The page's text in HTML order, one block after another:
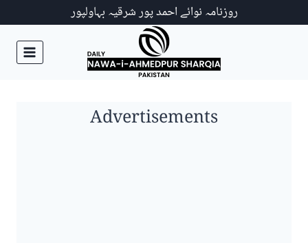
روزنامہ نوائے احمد پور شرقیہ بہاولپور
Advertisements